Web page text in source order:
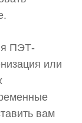
ПЭТ-
или
вам